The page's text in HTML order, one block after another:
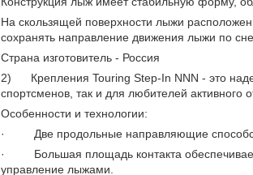
На скользящей поверхности лыжи
сохранять направление движения лыжи по
Страна изготовитель - Россия
2) Крепления Touring Step-In NNN - это
спортсменов, так и для любителей активного
Особенности и технологии:
· Две продольные направляющие
· Большая площадь контакта обеспечивает
управление лыжами.